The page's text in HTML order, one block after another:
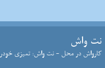
نت واش
کارواش در محل - نت واش: تمیزی